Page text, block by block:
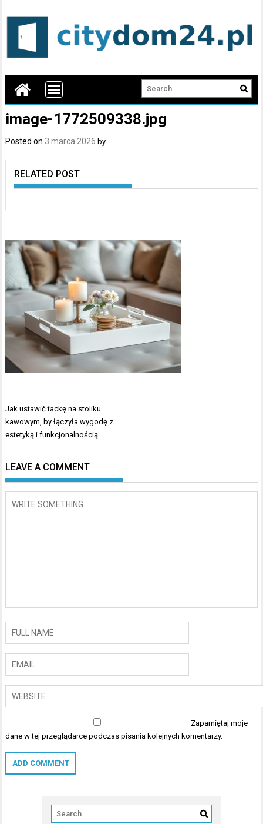
image-1772509338.jpg
Posted on 3 marca 2026 by
RELATED POST
Nawigacja
wpisu
Jak ustawić tackę na stoliku
kawowym, by łączyła wygodę z
estetyką i funkcjonalnością
LEAVE A COMMENT
Zapamiętaj moje
dane w tej przeglądarce podczas pisania kolejnych komentarzy.